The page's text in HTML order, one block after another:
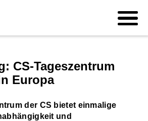
CS-Tageszentrum
Europa
der CS bietet einmalige
und